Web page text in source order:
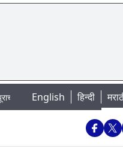
धरणातून मुठानदी पात्रात
English हिन्दी